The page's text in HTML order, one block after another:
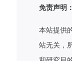
免责声明：
本站提供
站无关，